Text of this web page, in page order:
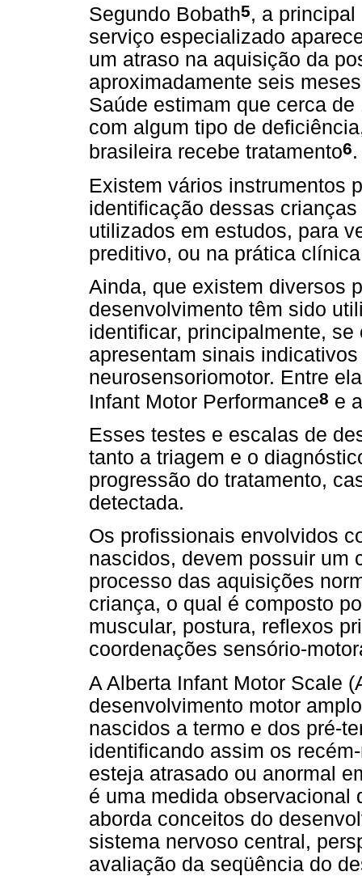
Segundo Bobath5, a
serviço especializado
um atraso na aquisição da
aproximadamente seis
Saúde estimam que cerca
com algum tipo de
brasileira recebe tratamento6.
Existem vários instrumentos
identificação dessas
utilizados em estudos, para
preditivo, ou na prática
Ainda, que existem diversos
desenvolvimento têm sido
identificar, principalmente,
apresentam sinais
neurosensoriomotor. Entre
Infant Motor Performance8 e
Esses testes e escalas de
tanto a triagem e o
progressão do tratamento,
detectada.
Os profissionais envolvidos
nascidos, devem possuir um
processo das aquisições
criança, o qual é composto
muscular, postura, reflexos
coordenações sensório-
A Alberta Infant Motor Scale
desenvolvimento motor
nascidos a termo e dos pré-
identificando assim os
esteja atrasado ou anormal
é uma medida observacional
aborda conceitos do
sistema nervoso central,
avaliação da seqüência do